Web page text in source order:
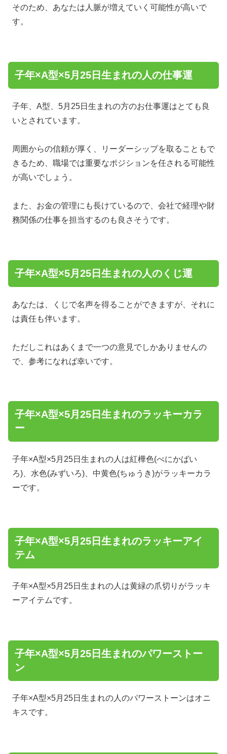
そのため、あなたは人脈が増えていく可能性が高いで
す。
子年×A型×5月25日生まれの人の仕事運
子年、A型、5月25日生まれの方のお仕事運はとても良
いとされています。
周囲からの信頼が厚く、リーダーシップを取ることもで
きるため、職場では重要なポジションを任される可能性
が高いでしょう。
また、お金の管理にも長けているので、会社で経理や財
務関係の仕事を担当するのも良さそうです。
子年×A型×5月25日生まれの人のくじ運
あなたは、くじで名声を得ることができますが、それに
は責任も伴います。
ただしこれはあくまで一つの意見でしかありませんの
で、参考になれば幸いです。
子年×A型×5月25日生まれのラッキーカラ
ー
子年×A型×5月25日生まれの人は紅樺色(べにかばい
ろ)、水色(みずいろ)、中黄色(ちゅうき)がラッキーカラ
ーです。
子年×A型×5月25日生まれのラッキーアイ
テム
子年×A型×5月25日生まれの人は黄緑の爪切りがラッキ
ーアイテムです。
子年×A型×5月25日生まれのパワーストー
ン
子年×A型×5月25日生まれの人のパワーストーンはオニ
キスです。